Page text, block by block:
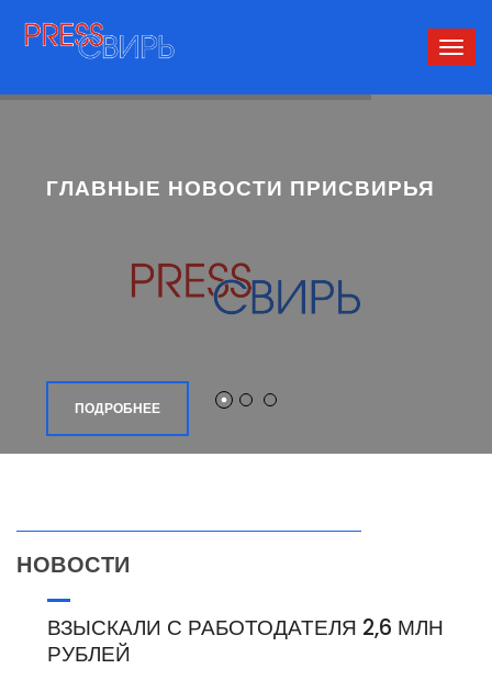
ГЛАВНЫЕ НОВОСТИ ПРИСВИРЬЯ
ПОДРОБНЕЕ
НОВОСТИ
ВЗЫСКАЛИ С РАБОТОДАТЕЛЯ 2,6 МЛН
РУБЛЕЙ